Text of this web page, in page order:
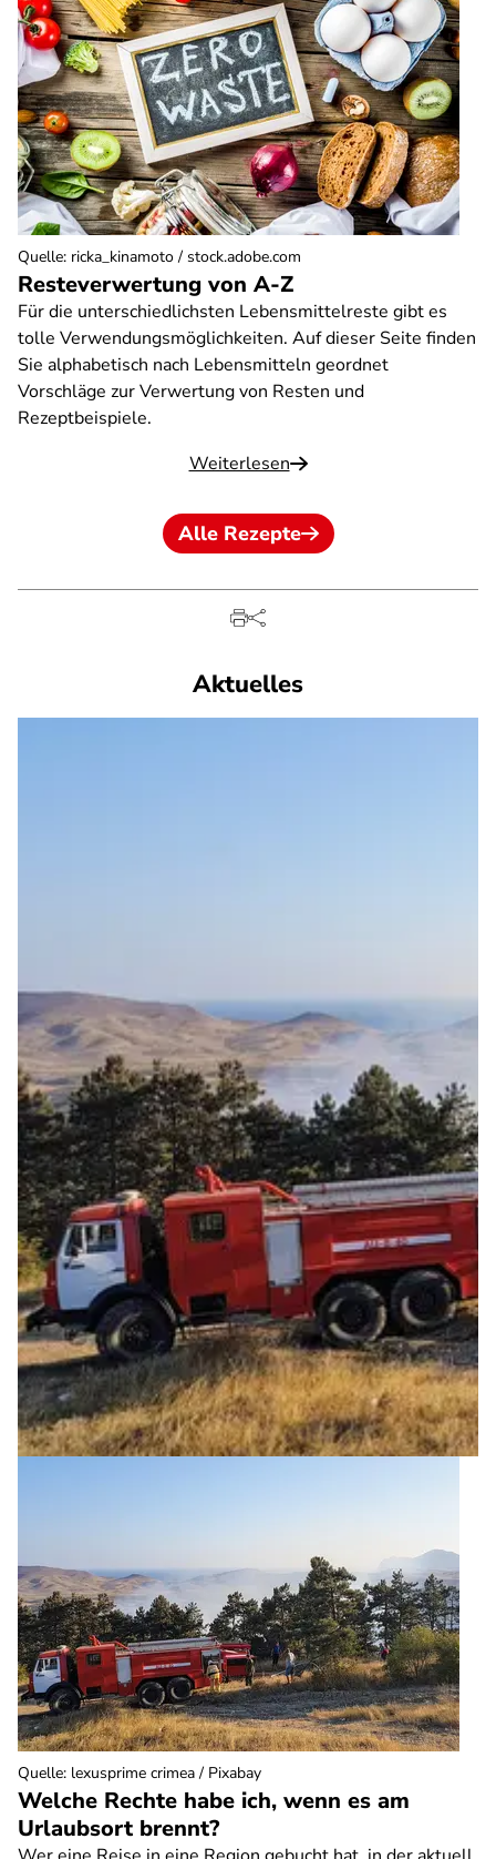
Resteverwertung von A-Z
Für die unterschiedlichsten Lebensmittelreste gibt es
tolle Verwendungsmöglichkeiten. Auf dieser Seite finden
Sie alphabetisch nach Lebensmitteln geordnet
Vorschläge zur Verwertung von Resten und
Rezeptbeispiele.
Weiterlesen
Quelle: ricka_kinamoto / stock.adobe.com
Alle Rezepte
Aktuelles
Welche Rechte habe ich, wenn es am
Urlaubsort brennt?
Quelle: lexusprime crimea / Pixabay